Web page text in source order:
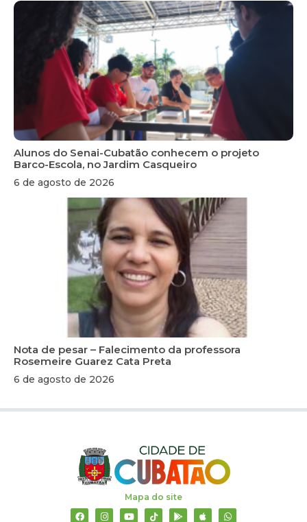
Alunos do Senai-Cubatão conhecem o projeto
Barco-Escola, no Jardim Casqueiro
6 de agosto de 2026
Nota de pesar – Falecimento da professora
Rosemeire Guarez Cata Preta
6 de agosto de 2026
Mapa do site